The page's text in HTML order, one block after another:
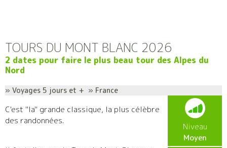
TOURS DU MONT BLANC 2026
2 dates pour faire le plus beau tour des Alpes du
Nord
» Voyages 5 jours et + » France
C'est "la" grande classique, la plus célèbre
des randonnées.
Niveau
Moyen